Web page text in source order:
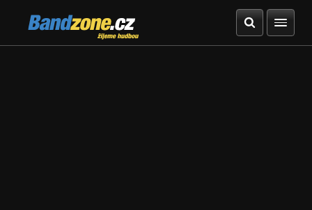
Bandzone.cz
žijeme hudbou